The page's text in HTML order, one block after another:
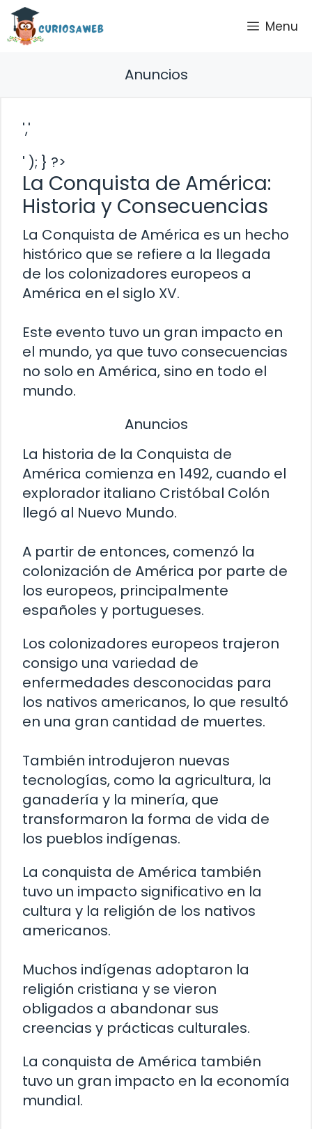
Saltar
contenido
Menu
Anuncios
','
' ); } ?>
La Conquista de América:
Historia y Consecuencias
La Conquista de América es un hecho
histórico que se refiere a la llegada
de los colonizadores europeos a
América en el siglo XV.
Este evento tuvo un gran impacto en
el mundo, ya que tuvo consecuencias
no solo en América, sino en todo el
mundo.
Anuncios
La historia de la Conquista de
América comienza en 1492, cuando el
explorador italiano Cristóbal Colón
llegó al Nuevo Mundo.
A partir de entonces, comenzó la
colonización de América por parte de
los europeos, principalmente
españoles y portugueses.
Los colonizadores europeos trajeron
consigo una variedad de
enfermedades desconocidas para
los nativos americanos, lo que resultó
en una gran cantidad de muertes.
También introdujeron nuevas
tecnologías, como la agricultura, la
ganadería y la minería, que
transformaron la forma de vida de
los pueblos indígenas.
La conquista de América también
tuvo un impacto significativo en la
cultura y la religión de los nativos
americanos.
Muchos indígenas adoptaron la
religión cristiana y se vieron
obligados a abandonar sus
creencias y prácticas culturales.
La conquista de América también
tuvo un gran impacto en la economía
mundial.